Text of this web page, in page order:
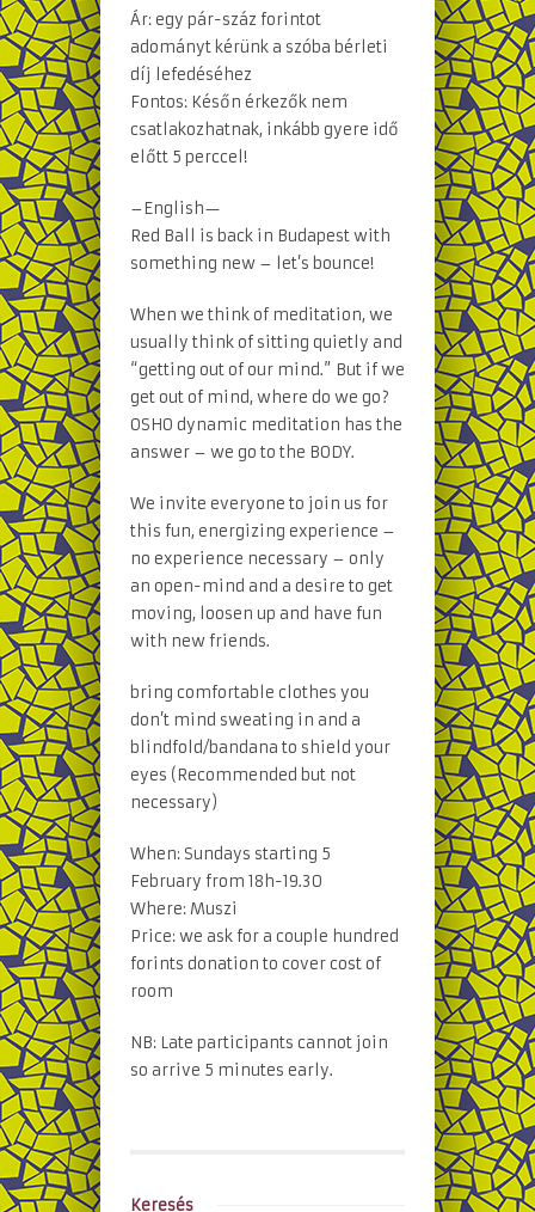
Ár: egy pár-száz forintot
adományt kérünk a szóba bérleti
díj lefedéséhez
Fontos: Későn érkezők nem
csatlakozhatnak, inkább gyere idő
előtt 5 perccel!
–English—
Red Ball is back in Budapest with
something new – let’s bounce!
When we think of meditation, we
usually think of sitting quietly and
“getting out of our mind.” But if we
get out of mind, where do we go?
OSHO dynamic meditation has the
answer – we go to the BODY.
We invite everyone to join us for
this fun, energizing experience –
no experience necessary – only
an open-mind and a desire to get
moving, loosen up and have fun
with new friends.
bring comfortable clothes you
don’t mind sweating in and a
blindfold/bandana to shield your
eyes (Recommended but not
necessary)
When: Sundays starting 5
February from 18h-19.30
Where: Muszi
Price: we ask for a couple hundred
forints donation to cover cost of
room
NB: Late participants cannot join
so arrive 5 minutes early.
Keresés